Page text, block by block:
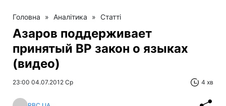
Головна » Аналітика » Статті
Азаров поддерживает
принятый ВР закон о языках
(видео)
23:00 04.07.2012 Ср 4 хв